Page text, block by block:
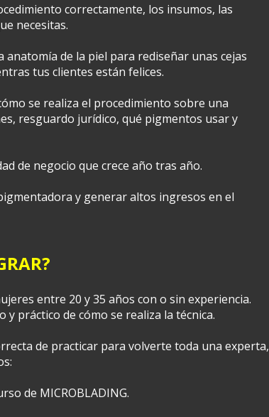
correctamente, los insumos, las
necesitas.
de la piel para rediseñar unas cejas
tus clientes están felices.
se realiza el procedimiento sobre una
resguardo jurídico, qué pigmentos usar y
de negocio que crece año tras año.
y generar altos ingresos en el
entre 20 y 35 años con o sin experiencia.
y práctico de cómo se realiza la técnica.
de practicar para volverte toda una experta,
de MICROBLADING.